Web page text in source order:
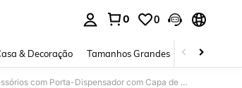
0 0
& Decoração Tamanhos Grandes Joias e
4 peças Acessórios com Porta-Dispensador com Capa de Bambu para Hastes Flexíveis, Almofadas Redondas, Fios Dentais, etc. - Conjunto de Recipientes Transparentes de 10oz para Dispensação em Banheiro/Cozinha